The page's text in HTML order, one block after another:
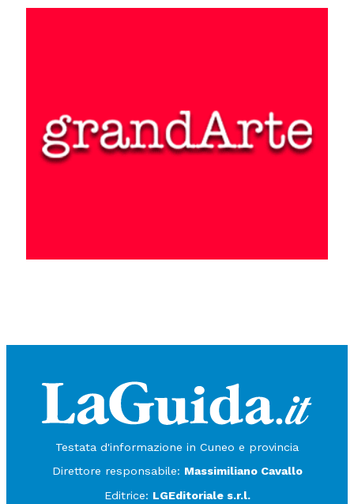
Testata d'informazione in Cuneo e provincia
Direttore responsabile: Massimiliano Cavallo
Editrice: LGEditoriale s.r.l.